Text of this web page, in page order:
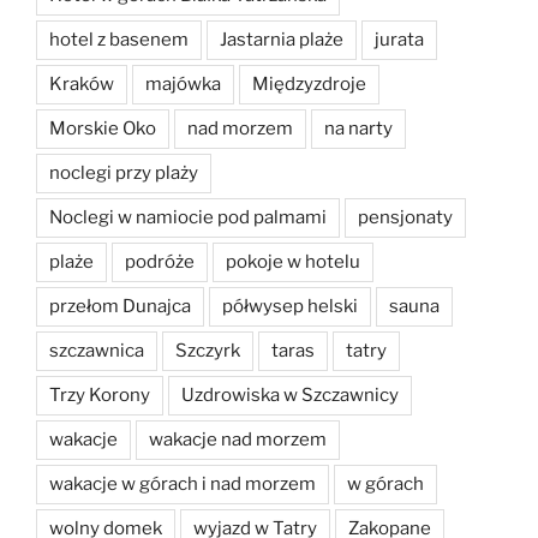
hotel z basenem Jastarnia plaże jurata
Kraków majówka Międzyzdroje
Morskie Oko nad morzem na narty
noclegi przy plaży
Noclegi w namiocie pod palmami pensjonaty
plaże podróże pokoje w hotelu
przełom Dunajca półwysep helski sauna
szczawnica Szczyrk taras tatry
Trzy Korony Uzdrowiska w Szczawnicy
wakacje wakacje nad morzem
wakacje w górach i nad morzem w górach
wolny domek wyjazd w Tatry Zakopane